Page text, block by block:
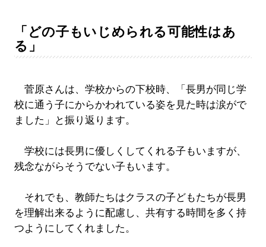
「どの子もいじめられる可能性はあ
る」
菅原さんは、学校からの下校時、「長男が同じ学
校に通う子にからかわれている姿を見た時は涙がで
ました」と振り返ります。
学校には長男に優しくしてくれる子もいますが、
残念ながらそうでない子もいます。
それでも、教師たちはクラスの子どもたちが長男
を理解出来るように配慮し、共有する時間を多く持
つようにしてくれました。